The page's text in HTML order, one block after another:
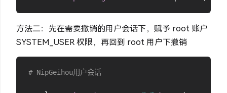
方法二：先在需要撤销的用户会话下，赋予 root 账户
SYSTEM_USER 权限，再回到 root 用户下撤销
# NipGeihou用户会话